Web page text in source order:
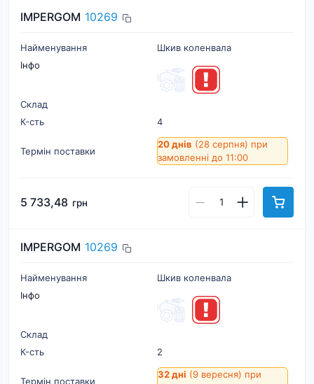
IMPERGOM 10269
Найменування
Шкив коленвала
Інфо
Склад
К-cть
4
Термін поставки
20 днів (28 серпня) при
замовленні до 11:00
5 733,48 грн
IMPERGOM 10269
Найменування
Шкив коленвала
Інфо
Склад
К-cть
2
Термін поставки
32 дні (9 вересня) при